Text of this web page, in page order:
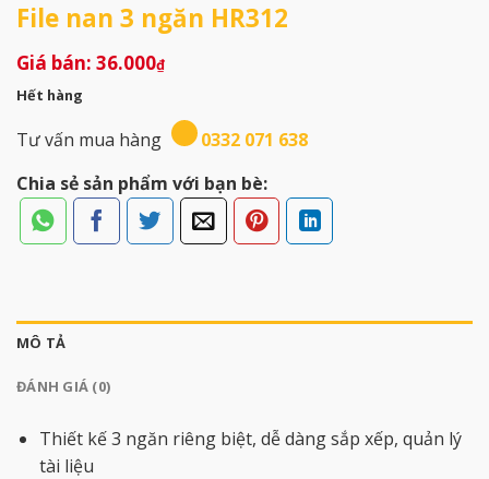
File nan 3 ngăn HR312
36.000₫
Hết hàng
Tư vấn mua hàng
0332 071 638
Chia sẻ sản phẩm với bạn bè:
MÔ TẢ
ĐÁNH GIÁ (0)
Thiết kế 3 ngăn riêng biệt, dễ dàng sắp xếp, quản lý
tài liệu